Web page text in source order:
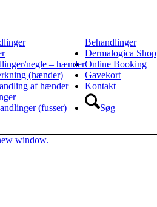
Behandlinger
negle – hænder
(hænder)
af hænder
(fusser)
Dermalogica Shop
Online Booking
Gavekort
Kontakt
Søg
window.